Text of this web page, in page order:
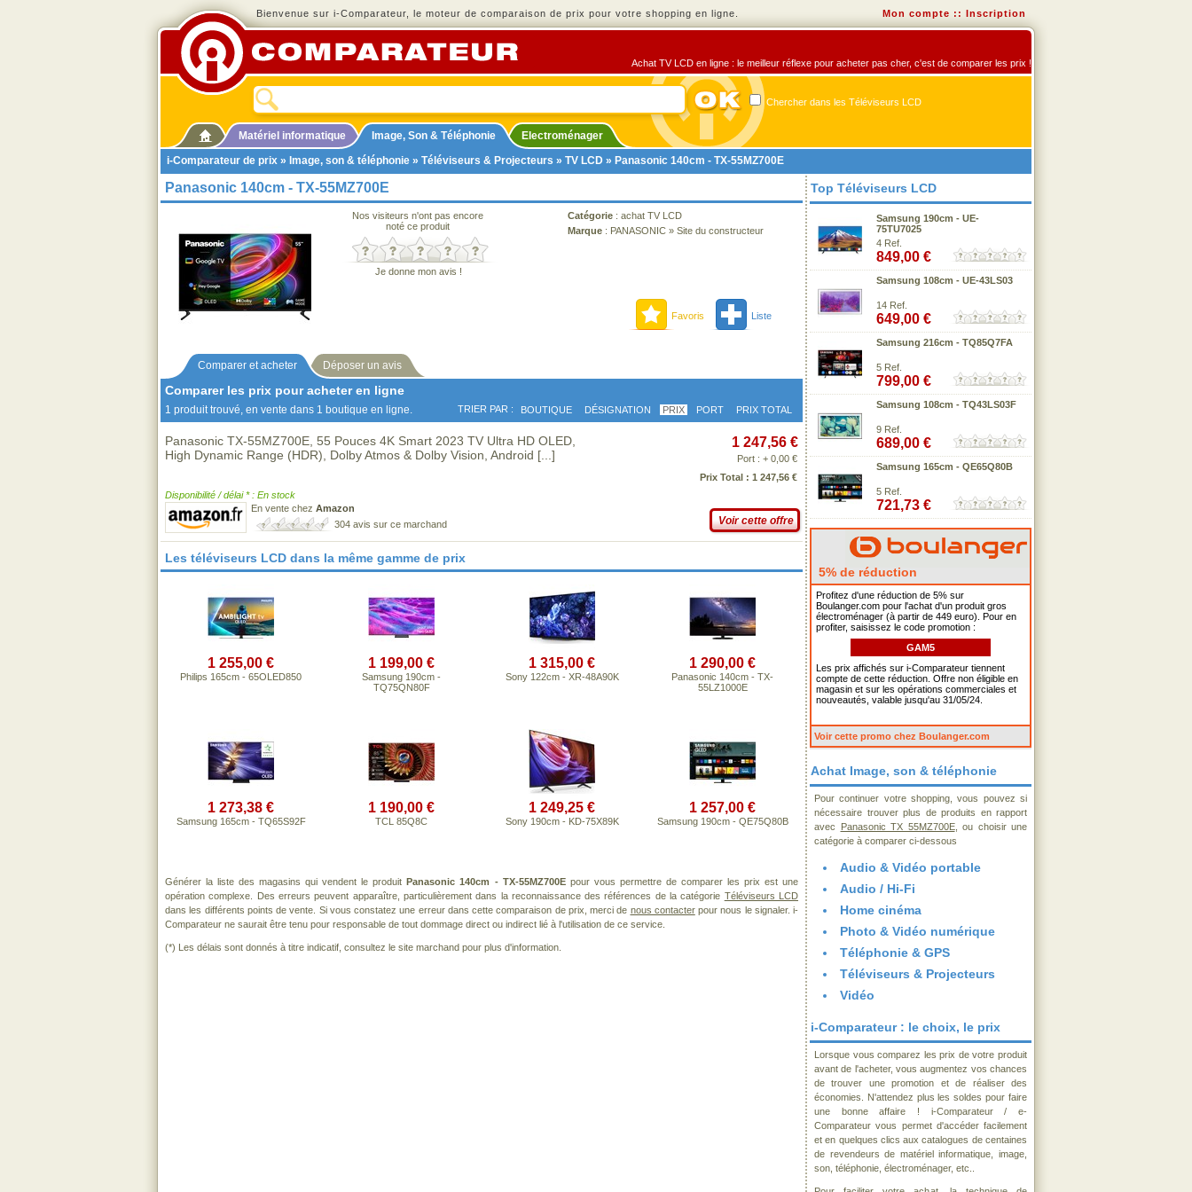
Bienvenue sur i-Comparateur, le moteur de comparaison de prix pour votre shopping en ligne. Mon compte :: Inscription
Achat TV LCD en ligne : le meilleur réflexe pour acheter pas cher, c'est de comparer les prix !
Chercher dans les Téléviseurs LCD
Matériel informatique Image, Son & Téléphonie
Electroménager
i-Comparateur de prix » Image, son & téléphonie » Téléviseurs & Projecteurs » TV LCD » Panasonic 140cm - TX‑55MZ700E
Panasonic 140cm - TX‑55MZ700E
Nos visiteurs n'ont pas encore
noté ce produit
Je donne mon avis !
Catégorie : achat TV LCD
Marque : PANASONIC » Site du constructeur
Favoris Liste
Comparer et acheter Déposer un avis
Comparer les prix pour acheter en ligne
1 produit trouvé, en vente dans 1 boutique en ligne. TRIER PAR : BOUTIQUE DÉSIGNATION PRIX PORT PRIX TOTAL
Panasonic TX-55MZ700E, 55 Pouces 4K Smart 2023 TV Ultra HD OLED,
High Dynamic Range (HDR), Dolby Atmos & Dolby Vision, Android [...]
Disponibilité / délai * : En stock
En vente chez Amazon
304 avis sur ce marchand
1 247,56 €
Port : + 0,00 €
Prix Total : 1 247,56 €
Voir cette offre
Les téléviseurs LCD dans la même gamme de prix
1 255,00 €
Philips 165cm - 65OLED850
1 199,00 €
Samsung 190cm -
TQ75QN80F
1 315,00 €
Sony 122cm - XR-48A90K
1 290,00 €
Panasonic 140cm - TX-
55LZ1000E
1 273,38 €
Samsung 165cm - TQ65S92F
1 190,00 €
TCL 85Q8C
1 249,25 €
Sony 190cm - KD-75X89K
1 257,00 €
Samsung 190cm - QE75Q80B
Générer la liste des magasins qui vendent le produitPanasonic 140cm - TX‑55MZ700Epour vous permettre de comparer les prix est une
opération complexe. Des erreurs peuvent apparaître, particulièrement dans la reconnaissance des références de la catégorie Téléviseurs LCD
dans les différents points de vente. Si vous constatez une erreur dans cette comparaison de prix, merci de nous contacterpour nous le signaler. i-
Comparateur ne saurait être tenu pour responsable de tout dommage direct ou indirect lié à l'utilisation de ce service.
(*) Les délais sont donnés à titre indicatif, consultez le site marchand pour plus d'information.
Top Téléviseurs LCD
Samsung 190cm - UE-
75TU7025
4 Ref.
849,00 €
Samsung 108cm - UE-43LS03
14 Ref.
649,00 €
Samsung 216cm - TQ85Q7FA
5 Ref.
799,00 €
Samsung 108cm - TQ43LS03F
9 Ref.
689,00 €
Samsung 165cm - QE65Q80B
5 Ref.
721,73 €
5% de réduction
Profitez d'une réduction de 5% sur
Boulanger.com pour l'achat d'un produit gros
électroménager (à partir de 449 euro). Pour en
profiter, saisissez le code promotion :
GAM5
Les prix affichés sur i-Comparateur tiennent
compte de cette réduction. Offre non éligible en
magasin et sur les opérations commerciales et
nouveautés, valable jusqu'au 31/05/24.
Voir cette promo chez Boulanger.com
Achat Image, son & téléphonie
Pour continuer votre shopping, vous pouvez si
nécessaire trouver plus de produits en rapport
avec
Panasonic TX 55MZ700E, ou choisir une
catégorie à comparer ci-dessous
Audio & Vidéo portable
Audio / Hi-Fi
Home cinéma
Photo & Vidéo numérique
Téléphonie & GPS
Téléviseurs & Projecteurs
Vidéo
i-Comparateur : le choix, le prix
Lorsque vous comparez les prix de votre produit
avant de l'acheter, vous augmentez vos chances
de trouver une promotion et de réaliser des
économies. N'attendez plus les soldes pour faire
une bonne affaire ! i-Comparateur / e-
Comparateur vous permet d'accéder facilement
et en quelques clics aux catalogues de centaines
de revendeurs de matériel informatique, image,
son, téléphonie, électroménager, etc..